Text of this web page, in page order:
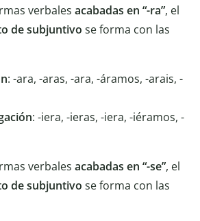
verbales acabadas en “-ra”, el
de subjuntivo se forma con las
: -ara, -aras, -ara, -áramos, -arais, -
: -iera, -ieras, -iera, -iéramos, -
verbales acabadas en “-se”, el
de subjuntivo se forma con las